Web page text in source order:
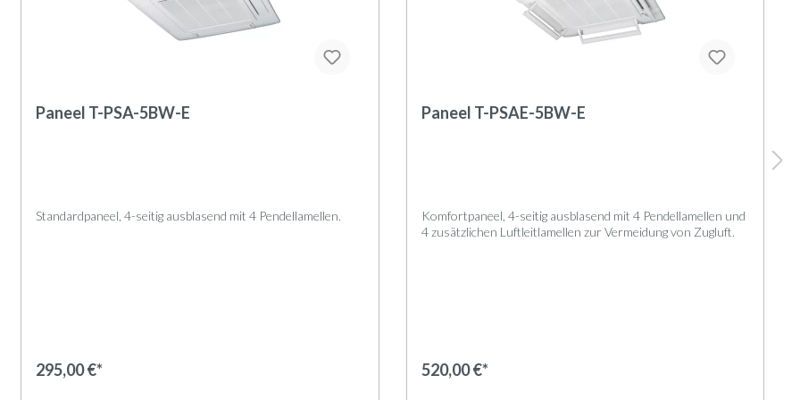
Paneel T-PSA-5BW-E
Standardpaneel, 4-seitig ausblasend mit 4 Pendellamellen.
Luftfilter
4 Pendellamellen
295,00 €*
Paneel T-PSAE-5BW-E
Komfortpaneel, 4-seitig ausblasend mit 4 Pendellamellen und
4 zusätzlichen Luftleitlamellen zur Vermeidung von Zugluft.
Lufteinlass in Gitterform
Luftfilter
520,00 €*